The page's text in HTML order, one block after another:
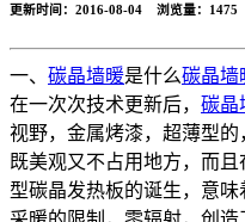
更新时间：2016-08-04 浏览量： 1475
一、 碳晶墙暖是什么碳晶墙
在一次次技术更新后， 碳晶
视野，金属烤漆，超薄型的
既美观又不占用地方，而
型碳晶发热板的诞生，意